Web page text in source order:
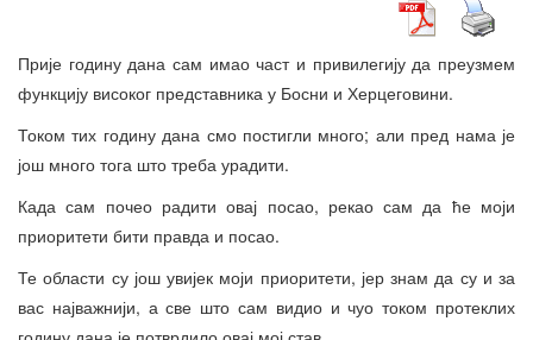
Прије годину дана сам имао част и привилегију да преузмем
функцију високог представника у Босни и Херцеговини.
Током тих годину дана смо постигли много; али пред нама је
још много тога што треба урадити.
Када сам почео радити овај посао, рекао сам да ће моји
приоритети бити правда и посао.
Те области су још увијек моји приоритети, јер знам да су и за
вас најважнији, а све што сам видио и чуо током протеклих